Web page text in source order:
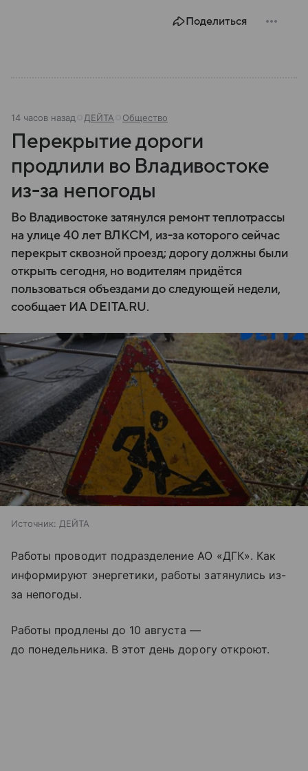
Поделиться
14 часов назад ДЕЙТА Общество
Перекрытие дороги
продлили во Владивостоке
из-за непогоды
Во Владивостоке затянулся ремонт теплотрассы
на улице 40 лет ВЛКСМ, из-за которого сейчас
перекрыт сквозной проезд; дорогу должны были
открыть сегодня, но водителям придётся
пользоваться объездами до следующей недели,
сообщает ИА DEITA.RU.
Источник: ДЕЙТА
Работы проводит подразделение АО «ДГК». Как
информируют энергетики, работы затянулись из-
за непогоды.
Работы продлены до 10 августа —
до понедельника. В этот день дорогу откроют.